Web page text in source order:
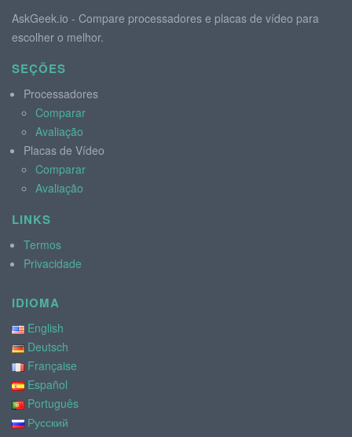
AskGeek.io - Compare processadores e placas de vídeo para
escolher o melhor.
SEÇÕES
Processadores
Comparar
Avaliação
Placas de Vídeo
Comparar
Avaliação
LINKS
Termos
Privacidade
IDIOMA
English
Deutsch
Française
Español
Português
Русский